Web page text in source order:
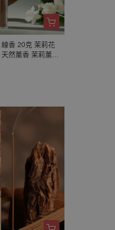
香 20克 茉莉花
然薰香 茉莉薰香
手 天然香 室內
提升貴人運 好人